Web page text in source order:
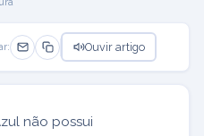
Ouvir artigo
não possui